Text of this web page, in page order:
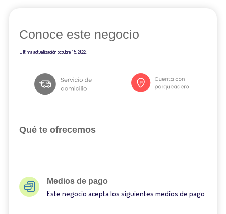
Conoce este negocio
Última actualizaciónoctubre 15, 2022
Qué te ofrecemos
Medios de pago
Este negocio acepta los siguientes medios de pago